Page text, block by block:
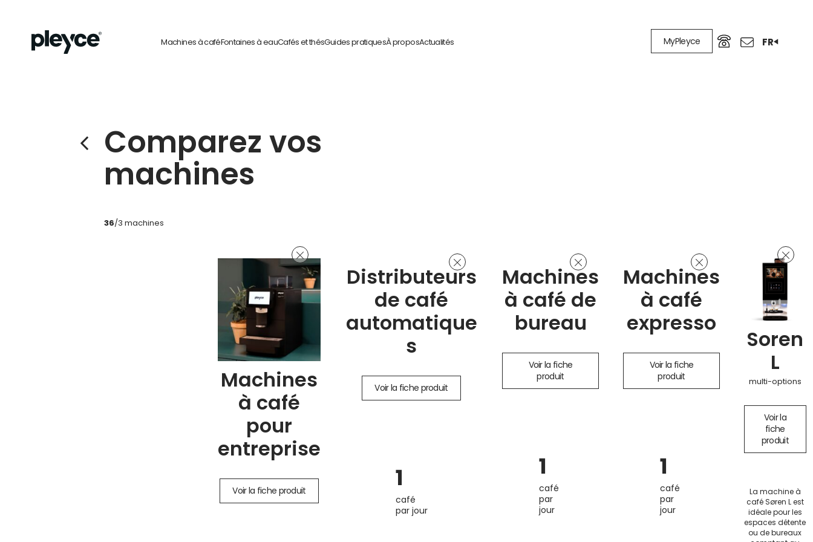
Machines à caféFontaines à eauCafés et thésGuides pratiquesÀ proposActualités MyPleyce FR
Comparez vos
machines
36/3 machines
Machines
à café
pour
entreprise
Voir la fiche produit
Distributeurs
de café
automatique
s
Voir la fiche produit
1
café
par jour
Machines
à café de
bureau
Voir la fiche
produit
1
café
par
jour
Machines
à café
expresso
Voir la fiche
produit
1
café
par
jour
Soren
L
multi-options
Voir la
fiche
produit
La machine à
café Søren L est
idéale pour les
espaces détente
ou de bureaux